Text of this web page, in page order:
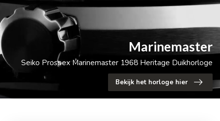
Marinemaster
Seiko Prospex Marinemaster 1968 Heritage Duikhorloge
Bekijk het horloge hier